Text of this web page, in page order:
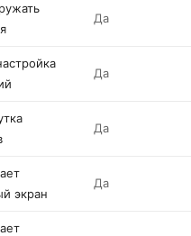
Да
Да
Да
экран
Да